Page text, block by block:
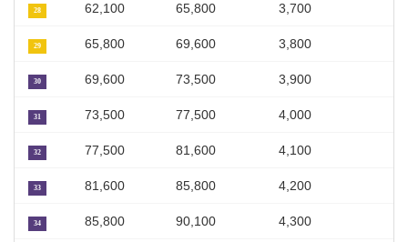
28 62,100 65,800 3,700
29 65,800 69,600 3,800
30 69,600 73,500 3,900
31 73,500 77,500 4,000
32 77,500 81,600 4,100
33 81,600 85,800 4,200
34 85,800 90,100 4,300